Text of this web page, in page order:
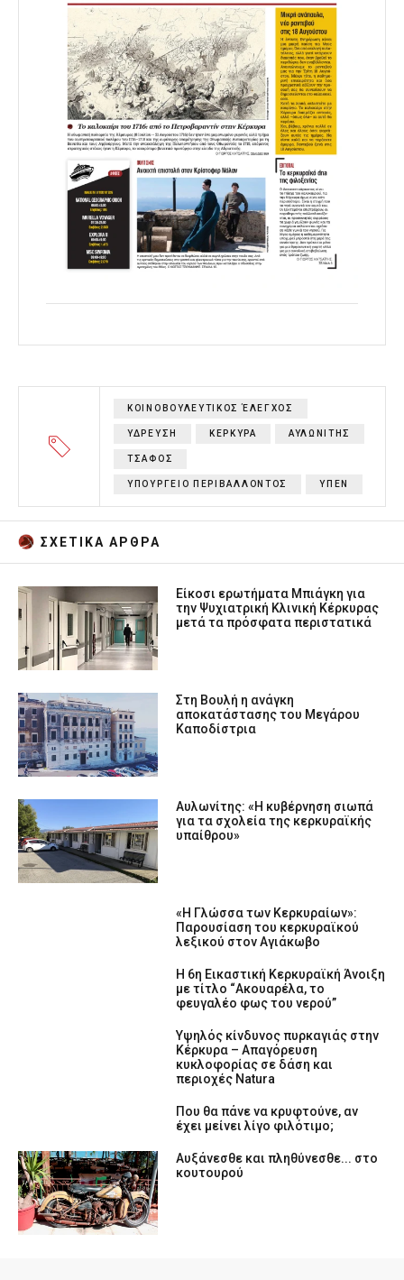
ΚΟΙΝΟΒΟΥΛΕΥΤΙΚΟΣ ΈΛΕΓΧΟΣ
ΥΔΡΕΥΣΗ ΚΕΡΚΥΡΑ ΑΥΛΩΝΙΤΗΣ
ΤΣΑΦΟΣ
ΥΠΟΥΡΓΕΙΟ ΠΕΡΙΒΑΛΛΟΝΤΟΣ ΥΠΕΝ
ΣΧΕΤΙΚA AΡΘΡΑ
Είκοσι ερωτήματα Μπιάγκη για
την Ψυχιατρική Κλινική Κέρκυρας
μετά τα πρόσφατα περιστατικά
Στη Βουλή η ανάγκη
αποκατάστασης του Μεγάρου
Καποδίστρια
Αυλωνίτης: «Η κυβέρνηση σιωπά
για τα σχολεία της κερκυραϊκής
υπαίθρου»
«Η Γλώσσα των Κερκυραίων»:
Παρουσίαση του κερκυραϊκού
λεξικού στον Αγιάκωβο
Η 6η Εικαστική Κερκυραϊκή Άνοιξη
με τίτλο “Ακουαρέλα, το
φευγαλέο φως του νερού”
Υψηλός κίνδυνος πυρκαγιάς στην
Κέρκυρα – Απαγόρευση
κυκλοφορίας σε δάση και
περιοχές Natura
Που θα πάνε να κρυφτούνε, αν
έχει μείνει λίγο φιλότιμο;
Αυξάνεσθε και πληθύνεσθε... στο
κουτουρού